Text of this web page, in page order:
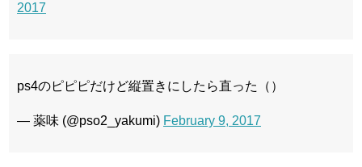
2017
ps4のピピピだけど縦置きにしたら直った（）
— 薬味 (@pso2_yakumi) February 9, 2017